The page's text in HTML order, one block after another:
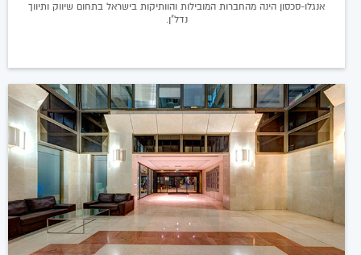
אנגלו-סכסון הינה מהחברות המובילות והוותיקות בישראל בתחום שיווק ותיווך
נדל"ן.